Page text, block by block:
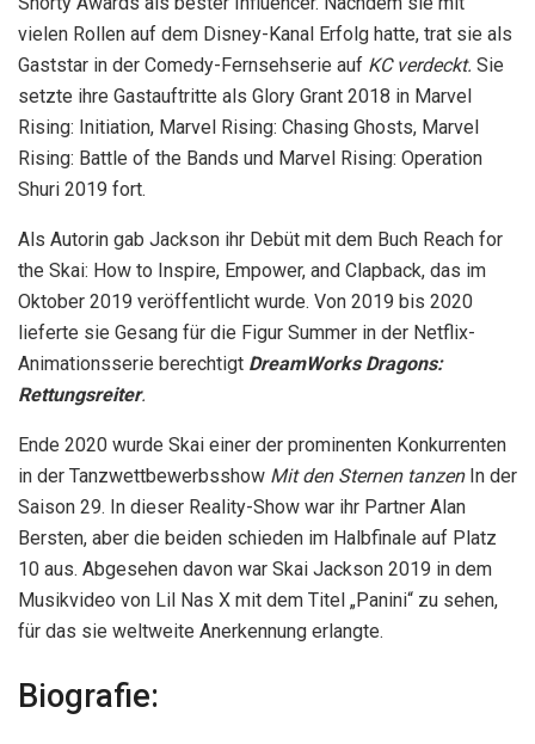
vielen Rollen auf dem Disney-Kanal Erfolg hatte, trat sie als
Gaststar in der Comedy-Fernsehserie auf KC verdeckt. Sie
setzte ihre Gastauftritte als Glory Grant 2018 in Marvel
Rising: Initiation, Marvel Rising: Chasing Ghosts, Marvel
Rising: Battle of the Bands und Marvel Rising: Operation
Shuri 2019 fort.
Als Autorin gab Jackson ihr Debüt mit dem Buch Reach for
the Skai: How to Inspire, Empower, and Clapback, das im
Oktober 2019 veröffentlicht wurde. Von 2019 bis 2020
lieferte sie Gesang für die Figur Summer in der Netflix-
Animationsserie berechtigt DreamWorks Dragons:
Rettungsreiter.
Ende 2020 wurde Skai einer der prominenten Konkurrenten
in der Tanzwettbewerbsshow Mit den Sternen tanzen In der
Saison 29. In dieser Reality-Show war ihr Partner Alan
Bersten, aber die beiden schieden im Halbfinale auf Platz
10 aus. Abgesehen davon war Skai Jackson 2019 in dem
Musikvideo von Lil Nas X mit dem Titel „Panini“ zu sehen,
für das sie weltweite Anerkennung erlangte.
Biografie: